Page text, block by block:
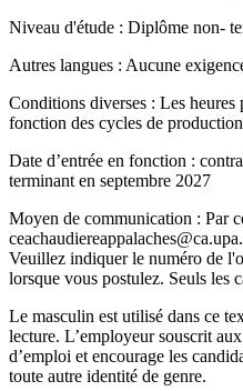
Niveau d'étude : Diplôme non-
Autres langues : Aucune
Conditions diverses : Les heures
fonction des cycles de
Date d’entrée en fonction :
terminant en septembre 2027
Moyen de communication : Par
Veuillez indiquer le numéro de
lorsque vous postulez. Seuls les
Le masculin est utilisé dans ce
lecture. L’employeur souscrit
d’emploi et encourage les
toute autre identité de genre.